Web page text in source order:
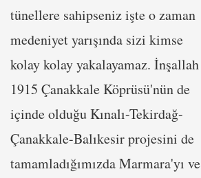
tünellere sahipseniz işte o zaman
medeniyet yarışında sizi kimse
kolay kolay yakalayamaz. İnşallah
1915 Çanakkale Köprüsü'nün de
içinde olduğu Kınalı-Tekirdağ-
Çanakkale-Balıkesir projesini de
tamamladığımızda Marmara'yı ve